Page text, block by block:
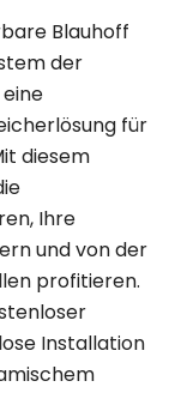
Blauhoff
der
für
diesem
Ihre
und von der
profitieren.
Installation